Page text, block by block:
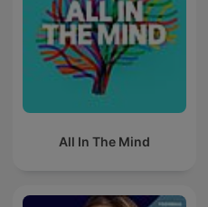
All In The Mind